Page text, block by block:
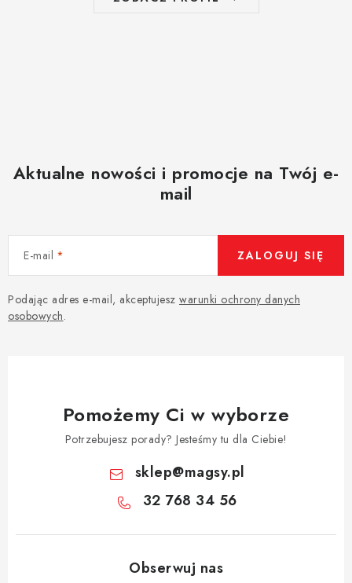
Aktualne nowości i promocje na Twój e-
mail
E-mail
Podając adres e-mail, akceptujesz warunki ochrony danych
osobowych.
ZALOGUJ SIĘ
Pomożemy Ci w wyborze
Potrzebujesz porady? Jesteśmy tu dla Ciebie!
sklep@magsy.pl
32 768 34 56